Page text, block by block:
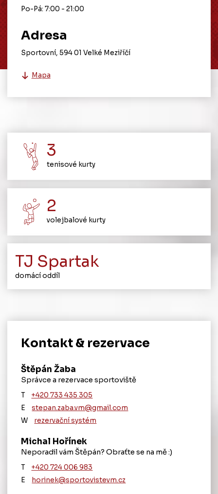
Po-Pá: 7:00 - 21:00
Adresa
Sportovní, 594 01 Velké Meziříčí
Mapa
3
tenisové kurty
2
volejbalové kurty
TJ Spartak
domácí oddíl
Kontakt & rezervace
Štěpán Žaba
Správce a rezervace sportoviště
T
‭+420 ‭733 435 305
E
stepan.zaba.vm@gmail.com
W
rezervační systém
Michal Hořínek
Neporadil vám Štěpán? Obraťte se na mě :)
T
+420 724 006 983
E
horinek@sportovistevm.cz